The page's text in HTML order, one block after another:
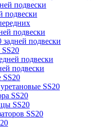
подвески
подвески
подвески
подвески
подвески
подвески
SS20
SS20
SS20
SS20
SS20